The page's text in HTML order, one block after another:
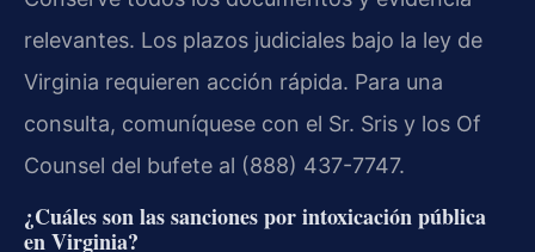
relevantes. Los plazos judiciales bajo la ley de
Virginia requieren acción rápida. Para una
consulta, comuníquese con el Sr. Sris y los Of
Counsel del bufete al (888) 437-7747.
¿Cuáles son las sanciones por intoxicación pública
en Virginia?